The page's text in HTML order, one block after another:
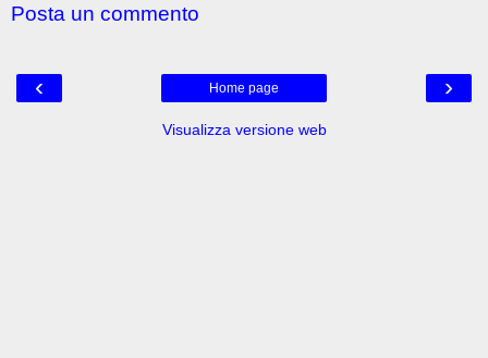
Posta un commento
‹ ›
Home page
Visualizza versione web